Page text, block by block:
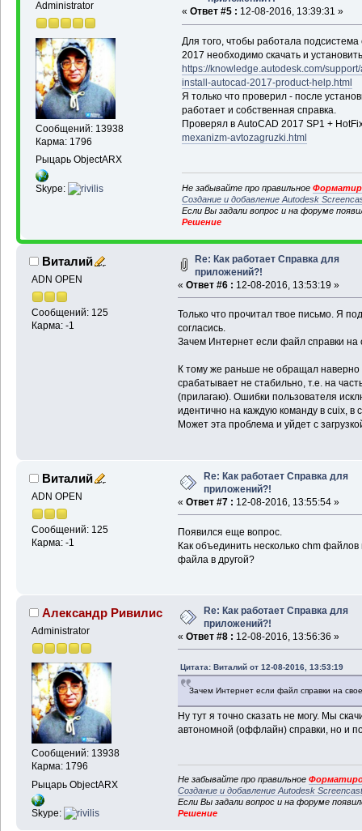
Administrator
Сообщений: 13938
Карма: 1796
Рыцарь ObjectARX
Skype:
« Ответ #5 : 12-08-2016, 13:39:31 »
Для того, чтобы работала
2017 необходимо скачать и
https://knowledge.autodesk.com/
install-autocad-2017-product-help.html
Я только что проверил - после
работает и собственная справка.
Проверял в AutoCAD 2017 SP1 +
mexanizm-avtozagruzki.html
Не забывайте про правильное
Создание и добавление Autodesk
Если Вы задали вопрос и на форуме
Решение
Виталий
ADN OPEN
Сообщений: 125
Карма: -1
Re: Как работает Справка для
приложений?!
« Ответ #6 : 12-08-2016, 13:53:19 »
Только что прочитал твое письмо. Я
согласись.
Зачем Интернет если файл справки на
К тому же раньше не обращал
срабатывает не стабильно, т.е. на
(прилагаю). Ошибки пользователя
идентично на каждую команду в cuix, в
Может эта проблема и уйдет с
Виталий
ADN OPEN
Сообщений: 125
Карма: -1
Re: Как работает Справка для
приложений?!
« Ответ #7 : 12-08-2016, 13:55:54 »
Появился еще вопрос.
Как объединить несколько chm
файла в другой?
Александр Ривилис
Administrator
Сообщений: 13938
Карма: 1796
Рыцарь ObjectARX
Skype:
Re: Как работает Справка для
приложений?!
« Ответ #8 : 12-08-2016, 13:56:36 »
Цитата: Виталий от 12-08-2016, 13:53:19
Зачем Интернет если файл справки на
Ну тут я точно сказать не могу. Мы
автономной (оффлайн) справки, но и
Не забывайте про правильное
Создание и добавление Autodesk
Если Вы задали вопрос и на форуме
Решение